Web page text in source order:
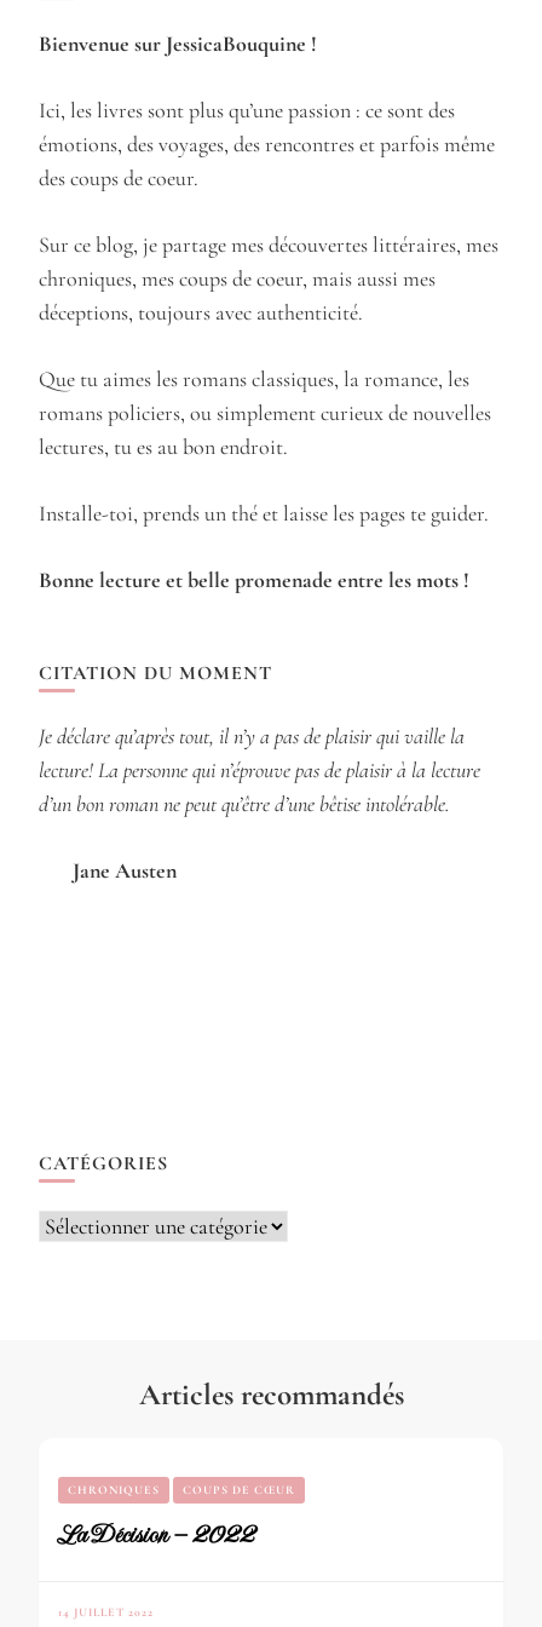
Bienvenue sur JessicaBouquine !
Ici, les livres sont plus qu’une passion : ce sont des
émotions, des voyages, des rencontres et parfois même
des coups de coeur.
Sur ce blog, je partage mes découvertes littéraires, mes
chroniques, mes coups de coeur, mais aussi mes
déceptions, toujours avec authenticité.
Que tu aimes les romans classiques, la romance, les
romans policiers, ou simplement curieux de nouvelles
lectures, tu es au bon endroit.
Installe-toi, prends un thé et laisse les pages te guider.
Bonne lecture et belle promenade entre les mots !
CITATION DU MOMENT
Je déclare qu’après tout, il n’y a pas de plaisir qui vaille la
lecture! La personne qui n’éprouve pas de plaisir à la lecture
d’un bon roman ne peut qu’être d’une bêtise intolérable.
Jane Austen
CATÉGORIES
Catégories
Articles recommandés
CHRONIQUES COUPS DE CŒUR
La Décision – 2022
14 JUILLET 2022